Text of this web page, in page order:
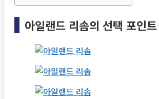
아일랜드 리솜의 선택 포인트